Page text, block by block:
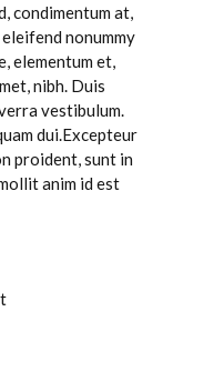
condimentum at,
nonummy
elementum et,
nibh. Duis
vestibulum.
dui.Excepteur
proident, sunt in
anim id est